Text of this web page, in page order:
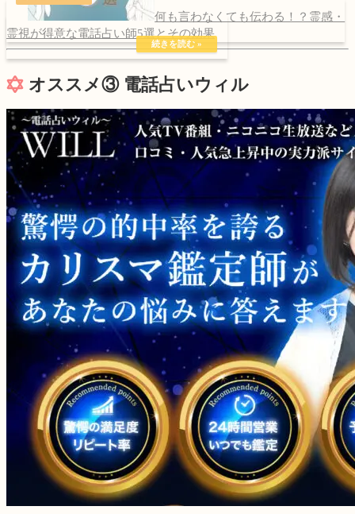
何も言わなくても伝わる！？霊感・
霊視が得意な電話占い師5選とその効果
オススメ③ 電話占いウィル